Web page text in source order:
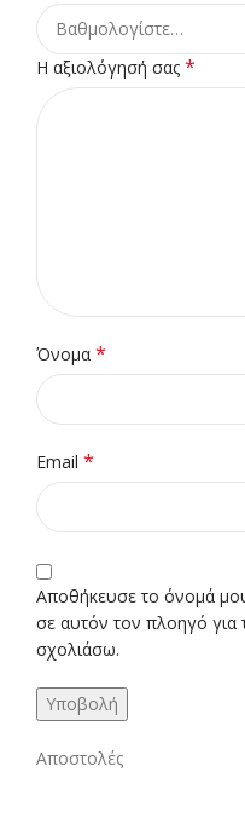
Η αξιολόγησή σας *
Όνομα *
Email *
Αποθήκευσε το όνομά
σε αυτόν τον πλοηγό
σχολιάσω.
Αποστολές